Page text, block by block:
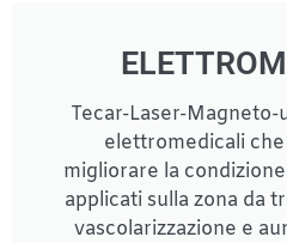
Tecar-Laser-
elettromedicali
migliorare la
applicati sulla zona da
vascolarizzazione e